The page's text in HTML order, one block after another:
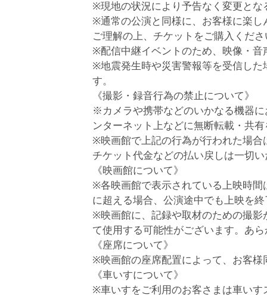
※現地の状況により予告なく変更と
※通常の公演と同様に、お客様に楽
ご理解の上、チケットをご購入くださ
※配信中継イベントのため、映像・
※地震発生時や災害警報等を受信し
す。
《撮影・録音行為の禁止について》
※カメラや携帯などのいかなる機器
ンターネット上などに無断転載・共
※映画館で上記の行為が行われた場
チケット代金などの払い戻しは一切
《映画館について》
※各映画館で表示されている上映時
に超える場合、公演途中でも上映を
※映画館に、記録や取材のための撮
て使用する可能性がございます。あ
《座席について》
※映画館の座席配置によって、お客
《車いすについて》
※車いすをご利用のお客さまは車い